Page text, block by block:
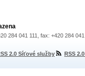
284 041 111, fax: +420 284
2.0 Síťové služby RSS